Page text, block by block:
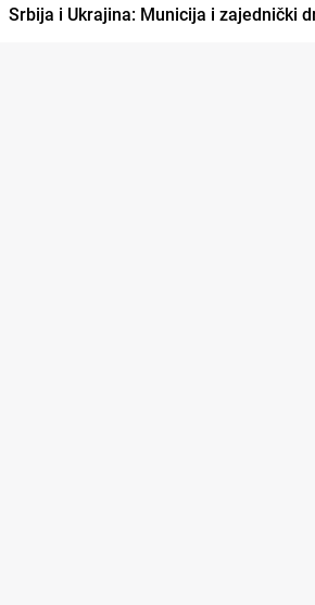
Srbija i Ukrajina: Municija i zajednički